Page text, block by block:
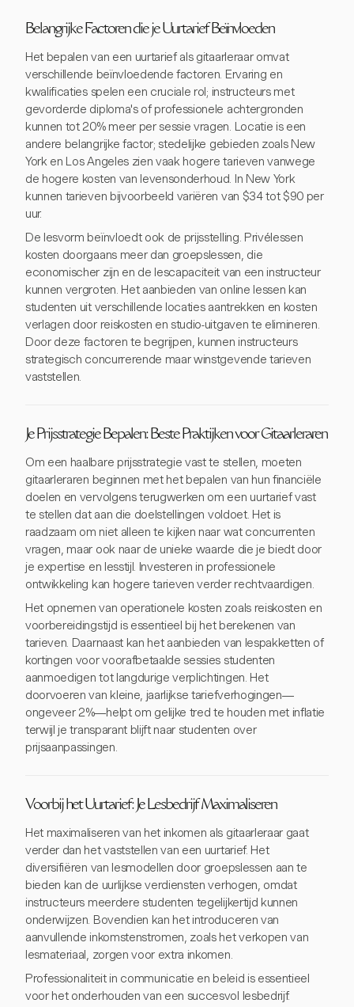
Belangrijke Factoren die je Uurtarief Beïnvloeden
Het bepalen van een uurtarief als gitaarleraar omvat
verschillende beïnvloedende factoren. Ervaring en
kwalificaties spelen een cruciale rol; instructeurs met
gevorderde diploma's of professionele achtergronden
kunnen tot 20% meer per sessie vragen. Locatie is een
andere belangrijke factor; stedelijke gebieden zoals New
York en Los Angeles zien vaak hogere tarieven vanwege
de hogere kosten van levensonderhoud. In New York
kunnen tarieven bijvoorbeeld variëren van $34 tot $90 per
uur.
De lesvorm beïnvloedt ook de prijsstelling. Privélessen
kosten doorgaans meer dan groepslessen, die
economischer zijn en de lescapaciteit van een instructeur
kunnen vergroten. Het aanbieden van online lessen kan
studenten uit verschillende locaties aantrekken en kosten
verlagen door reiskosten en studio-uitgaven te elimineren.
Door deze factoren te begrijpen, kunnen instructeurs
strategisch concurrerende maar winstgevende tarieven
vaststellen.
Je Prijsstrategie Bepalen: Beste Praktijken voor Gitaarleraren
Om een haalbare prijsstrategie vast te stellen, moeten
gitaarleraren beginnen met het bepalen van hun financiële
doelen en vervolgens terugwerken om een uurtarief vast
te stellen dat aan die doelstellingen voldoet. Het is
raadzaam om niet alleen te kijken naar wat concurrenten
vragen, maar ook naar de unieke waarde die je biedt door
je expertise en lesstijl. Investeren in professionele
ontwikkeling kan hogere tarieven verder rechtvaardigen.
Het opnemen van operationele kosten zoals reiskosten en
voorbereidingstijd is essentieel bij het berekenen van
tarieven. Daarnaast kan het aanbieden van lespakketten of
kortingen voor voorafbetaalde sessies studenten
aanmoedigen tot langdurige verplichtingen. Het
doorvoeren van kleine, jaarlijkse tariefverhogingen—
ongeveer 2%—helpt om gelijke tred te houden met inflatie
terwijl je transparant blijft naar studenten over
prijsaanpassingen.
Voorbij het Uurtarief: Je Lesbedrijf Maximaliseren
Het maximaliseren van het inkomen als gitaarleraar gaat
verder dan het vaststellen van een uurtarief. Het
diversifiëren van lesmodellen door groepslessen aan te
bieden kan de uurlijkse verdiensten verhogen, omdat
instructeurs meerdere studenten tegelijkertijd kunnen
onderwijzen. Bovendien kan het introduceren van
aanvullende inkomstenstromen, zoals het verkopen van
lesmateriaal, zorgen voor extra inkomen.
Professionaliteit in communicatie en beleid is essentieel
voor het onderhouden van een succesvol lesbedrijf.